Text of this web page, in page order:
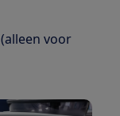
(alleen voor